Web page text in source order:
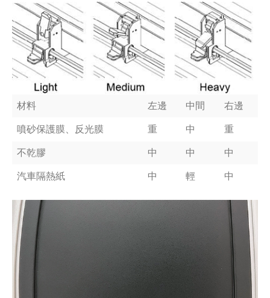
材料 左邊 中間
右邊
噴砂保護膜、反光膜
重 中
重
不乾膠
中 中
中
汽車隔熱紙
中 輕 中